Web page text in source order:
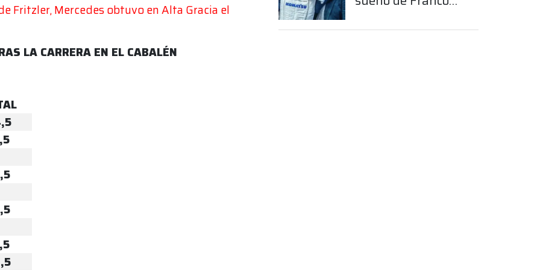
Fritzler, Mercedes obtuvo en Alta Gracia el
LA CARRERA EN EL CABALÉN
Fórmula 1